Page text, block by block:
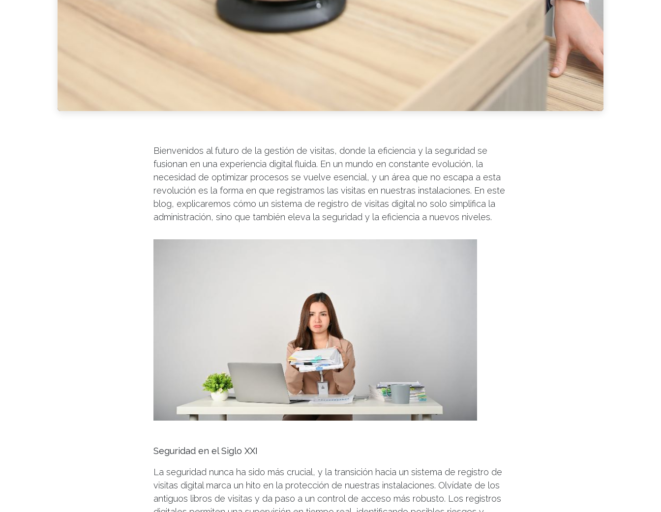
Bienvenidos al futuro de la gestión de visitas, donde la eficiencia y la seguridad se
fusionan en una experiencia digital fluida. En un mundo en constante evolución, la
necesidad de optimizar procesos se vuelve esencial, y un área que no escapa a esta
revolución es la forma en que registramos las visitas en nuestras instalaciones. En este
blog, explicaremos cómo un sistema de registro de visitas digital no solo simplifica la
administración, sino que también eleva la seguridad y la eficiencia a nuevos niveles.
Seguridad en el Siglo XXI
La seguridad nunca ha sido más crucial, y la transición hacia un sistema de registro de
visitas digital marca un hito en la protección de nuestras instalaciones. Olvídate de los
antiguos libros de visitas y da paso a un control de acceso más robusto. Los registros